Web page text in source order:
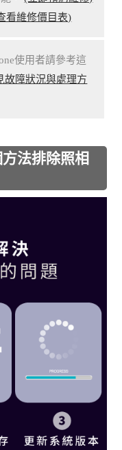
看維修價目表)
使用者請參考這
故障狀況與處理方
法排除照相